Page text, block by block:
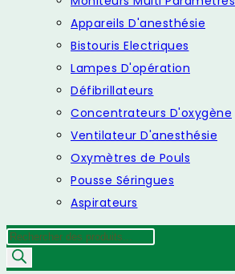
Appareils D'anesthésie
Bistouris Electriques
Lampes D'opération
Défibrillateurs
Concentrateurs D'oxygène
Ventilateur D'anesthésie
Oxymètres de Pouls
Pousse Séringues
Aspirateurs
Recherche
de